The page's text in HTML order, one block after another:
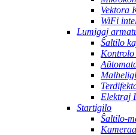
Vektora
WiFi
Lumigaj
Ŝaltilo
Elektraj
Startigilo
Ŝaltilo-